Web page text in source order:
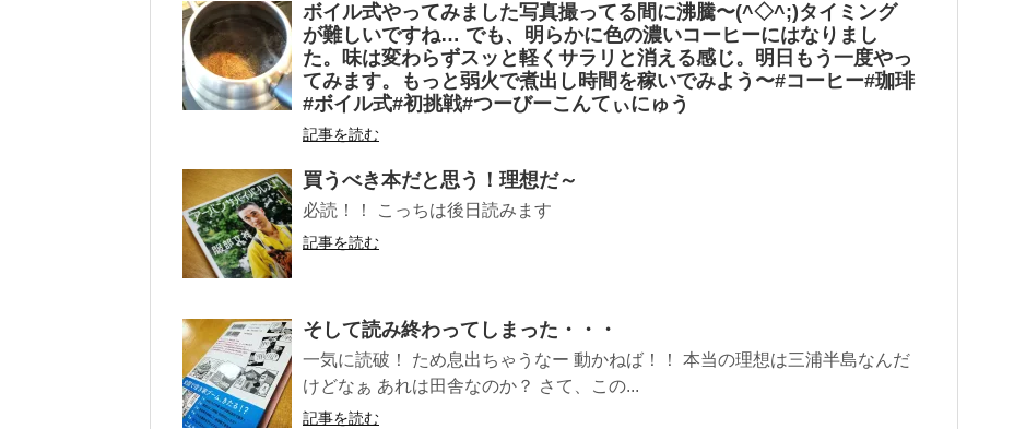
ボイル式やってみました️写真撮ってる間に沸騰〜(^◇^;)タイミング
が難しいですね… でも、明らかに色の濃いコーヒーにはなりまし
た。味は変わらずスッと軽くサラリと消える感じ。明日もう一度やっ
てみます。もっと弱火で煮出し時間を稼いでみよう〜#コーヒー#珈琲
#ボイル式#初挑戦#つーびーこんてぃにゅう
記事を読む
買うべき本だと思う！理想だ～
必読！！ こっちは後日読みます
記事を読む
そして読み終わってしまった・・・
一気に読破！ ため息出ちゃうなー 動かねば！！ 本当の理想は三浦半島なんだ
けどなぁ あれは田舎なのか？ さて、この...
記事を読む